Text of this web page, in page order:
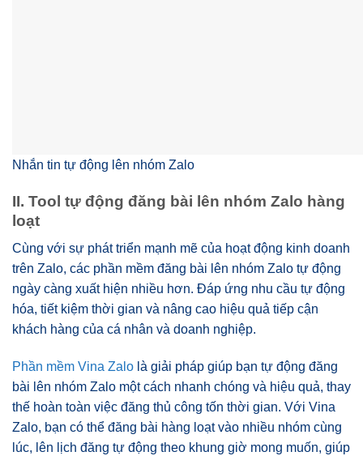
Nhắn tin tự động lên nhóm Zalo
II. Tool tự động đăng bài lên nhóm Zalo hàng
loạt
Cùng với sự phát triển mạnh mẽ của hoạt động kinh doanh
trên Zalo, các phần mềm đăng bài lên nhóm Zalo tự động
ngày càng xuất hiện nhiều hơn. Đáp ứng nhu cầu tự động
hóa, tiết kiệm thời gian và nâng cao hiệu quả tiếp cận
khách hàng của cá nhân và doanh nghiệp.
Phần mềm Vina Zalo là giải pháp giúp bạn tự động đăng
bài lên nhóm Zalo một cách nhanh chóng và hiệu quả, thay
thế hoàn toàn việc đăng thủ công tốn thời gian. Với Vina
Zalo, bạn có thể đăng bài hàng loạt vào nhiều nhóm cùng
lúc, lên lịch đăng tự động theo khung giờ mong muốn, giúp